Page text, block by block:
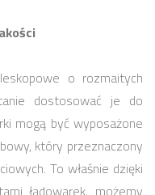
o rozmaitych
dostosować je do
mogą być wyposażone
który przeznaczony
To właśnie dzięki